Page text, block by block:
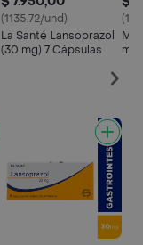
(1135.72/und)
La Santé Lansoprazol
(30 mg) 7 Cápsulas
Mk